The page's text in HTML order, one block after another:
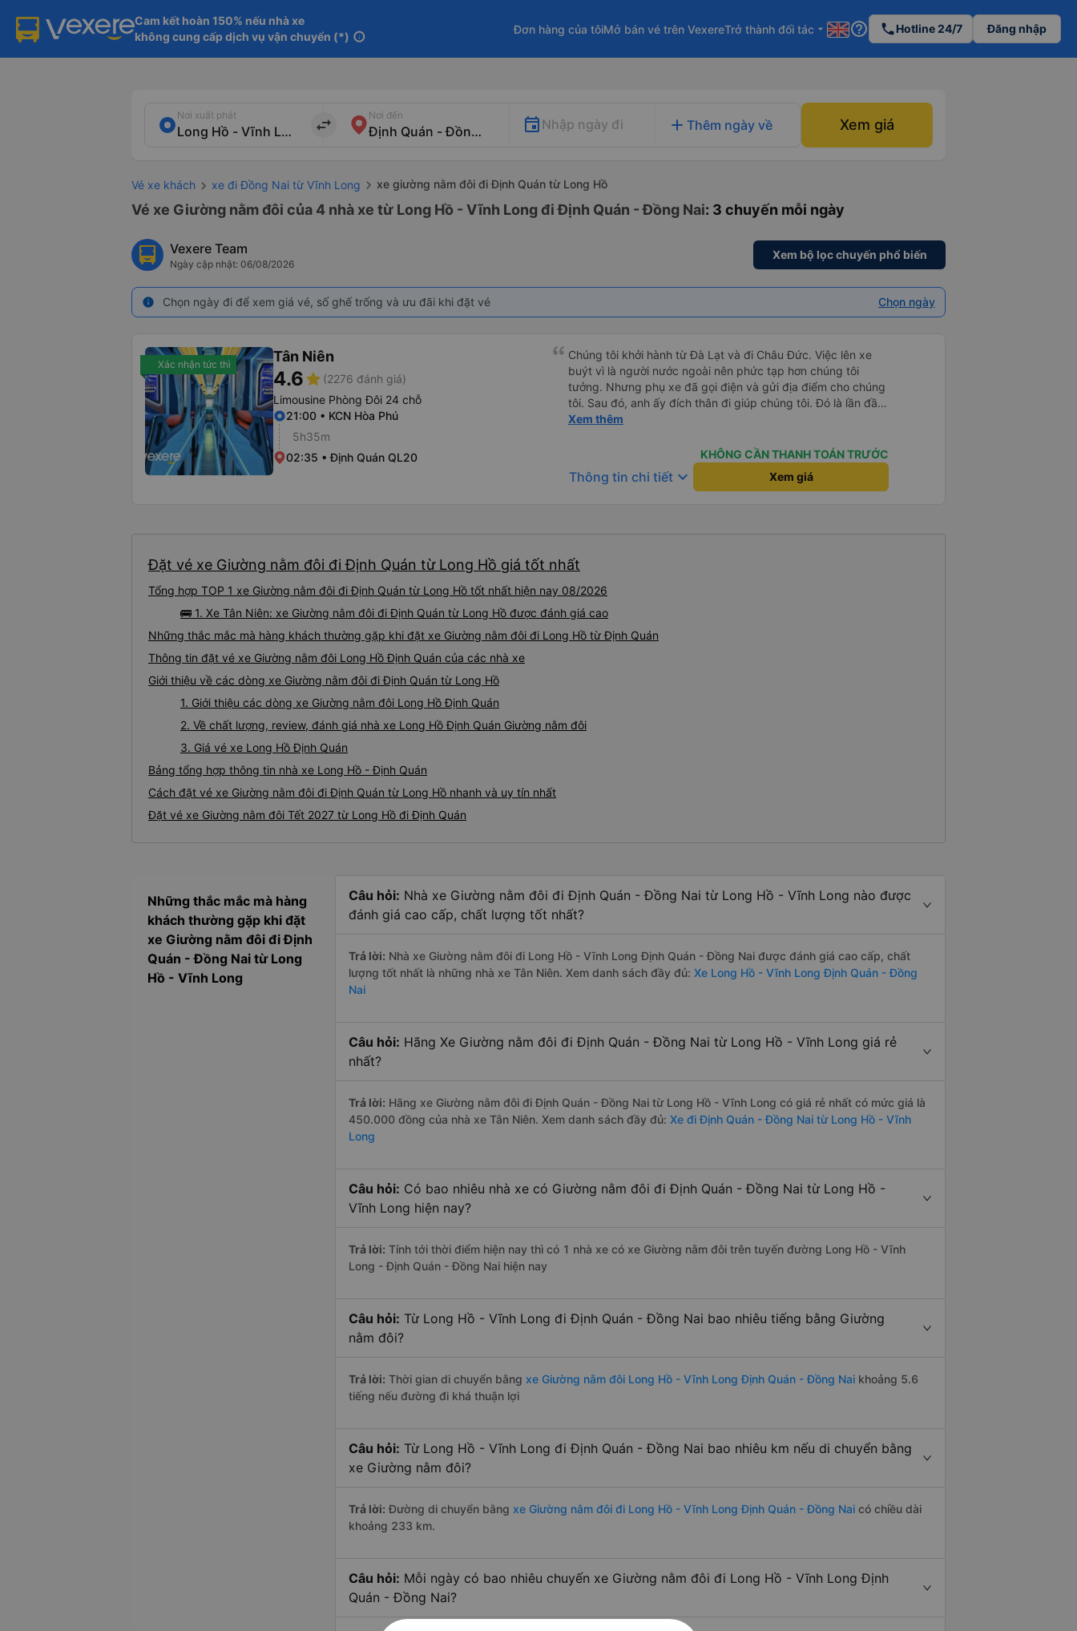
Cam kết hoàn 150% nếu nhà xe
không cung cấp dịch vụ vận chuyển (*) info
Đơn hàng của tôiMở bán vé trên VexereTrở thành đối tác arrow_drop_down help_outline phoneHotline 24/7 Đăng nhập
Nơi xuất phát
import_export
Nơi đến
Nhập ngày đi add Thêm ngày về Xem giá
Vé xe khách xe đi Đồng Nai từ Vĩnh Long xe giường nằm đôi đi Định Quán từ Long Hồ
Vé xe Giường nằm đôi của 4 nhà xe từ Long Hồ - Vĩnh Long đi Định Quán - Đồng Nai: 3 chuyến mỗi ngày
Vexere Team
Ngày cập nhật: 06/08/2026
Xem bộ lọc chuyến phổ biến
info Chọn ngày đi để xem giá vé, số ghế trống và ưu đãi khi đặt vé Chọn ngày
Xác nhận tức thì Tân Niên
4.6star (2276 đánh giá)
Limousine Phòng Đôi 24 chỗ
21:00 • KCN Hòa Phú
5h35m
02:35 • Định Quán QL20
Chúng tôi khởi hành từ Đà Lạt và đi Châu Đức. Việc lên xe
buýt vì là người nước ngoài nên phức tạp hơn chúng tôi
tưởng. Nhưng phụ xe đã gọi điện và gửi địa điểm cho chúng
tôi. Sau đó, anh ấy đích thân đi giúp chúng tôi. Đó là lần đầu
tiên đi xe giường nằm với hai đứa trẻ nhỏ khá thú vị. Chúng
uống. Tôi rất ngạc nhiên khi xe dừng lại lúc nửa đêm ở Cần
Thơ và mọi người xuống xe ăn. Khi đến điểm dừng, họ đánh
thức chúng tôi dậy và đảm bảo chúng tôi đã sẵn sàng. Nhìn
Xem thêm
KHÔNG CẦN THANH TOÁN TRƯỚC
Thông tin chi tiết keyboard_arrow_down Xem giá
Đặt vé xe Giường nằm đôi đi Định Quán từ Long Hồ giá tốt nhất
Tổng hợp TOP 1 xe Giường nằm đôi đi Định Quán từ Long Hồ tốt nhất hiện nay 08/2026
🚌 1. Xe Tân Niên: xe Giường nằm đôi đi Định Quán từ Long Hồ được đánh giá cao
Những thắc mắc mà hàng khách thường gặp khi đặt xe Giường nằm đôi đi Long Hồ từ Định Quán
Thông tin đặt vé xe Giường nằm đôi Long Hồ Định Quán của các nhà xe
Giới thiệu về các dòng xe Giường nằm đôi đi Định Quán từ Long Hồ
1. Giới thiệu các dòng xe Giường nằm đôi Long Hồ Định Quán
2. Về chất lượng, review, đánh giá nhà xe Long Hồ Định Quán Giường nằm đôi
3. Giá vé xe Long Hồ Định Quán
Bảng tổng hợp thông tin nhà xe Long Hồ - Định Quán
Cách đặt vé xe Giường nằm đôi đi Định Quán từ Long Hồ nhanh và uy tín nhất
Đặt vé xe Giường nằm đôi Tết 2027 từ Long Hồ đi Định Quán
Những thắc mắc mà hàng
khách thường gặp khi đặt
xe Giường nằm đôi đi Định
Quán - Đồng Nai từ Long
Hồ - Vĩnh Long
Câu hỏi: Nhà xe Giường nằm đôi đi Định Quán - Đồng Nai từ Long Hồ - Vĩnh Long nào được
đánh giá cao cấp, chất lượng tốt nhất?
Trả lời: Nhà xe Giường nằm đôi đi Long Hồ - Vĩnh Long Định Quán - Đồng Nai được đánh giá cao cấp, chất
lượng tốt nhất là những nhà xe Tân Niên. Xem danh sách đầy đủ: Xe Long Hồ - Vĩnh Long Định Quán - Đồng
Nai
Câu hỏi: Hãng Xe Giường nằm đôi đi Định Quán - Đồng Nai từ Long Hồ - Vĩnh Long giá rẻ
nhất?
Trả lời: Hãng xe Giường nằm đôi đi Định Quán - Đồng Nai từ Long Hồ - Vĩnh Long có giá rẻ nhất có mức giá là
450.000 đồng của nhà xe Tân Niên. Xem danh sách đầy đủ: Xe đi Định Quán - Đồng Nai từ Long Hồ - Vĩnh
Long
Câu hỏi: Có bao nhiêu nhà xe có Giường nằm đôi đi Định Quán - Đồng Nai từ Long Hồ -
Vĩnh Long hiện nay?
Trả lời: Tính tới thời điểm hiện nay thì có 1 nhà xe có xe Giường nằm đôi trên tuyến đường Long Hồ - Vĩnh
Long - Định Quán - Đồng Nai hiện nay
Câu hỏi: Từ Long Hồ - Vĩnh Long đi Định Quán - Đồng Nai bao nhiêu tiếng bằng Giường
nằm đôi?
Trả lời: Thời gian di chuyển bằng xe Giường nằm đôi Long Hồ - Vĩnh Long Định Quán - Đồng Nai khoảng 5.6
tiếng nếu đường đi khá thuận lợi
Câu hỏi: Từ Long Hồ - Vĩnh Long đi Định Quán - Đồng Nai bao nhiêu km nếu di chuyển bằng
xe Giường nằm đôi?
Trả lời: Đường di chuyển bằng xe Giường nằm đôi đi Long Hồ - Vĩnh Long Định Quán - Đồng Nai có chiều dài
khoảng 233 km.
Câu hỏi: Mỗi ngày có bao nhiêu chuyến xe Giường nằm đôi đi Long Hồ - Vĩnh Long Định
Quán - Đồng Nai?